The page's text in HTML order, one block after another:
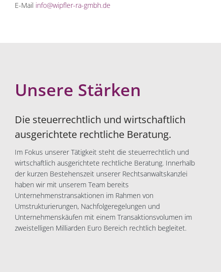
E-Mail info@wipfler-ra-gmbh.de
Unsere Stärken
Die steuerrechtlich und wirtschaftlich
ausgerichtete rechtliche Beratung.
Im Fokus unserer Tätigkeit steht die steuerrechtlich und
wirtschaftlich ausgerichtete rechtliche Beratung. Innerhalb
der kurzen Bestehenszeit unserer Rechtsanwaltskanzlei
haben wir mit unserem Team bereits
Unternehmenstransaktionen im Rahmen von
Umstrukturierungen, Nachfolgeregelungen und
Unternehmenskäufen mit einem Transaktionsvolumen im
zweistelligen Milliarden Euro Bereich rechtlich begleitet.